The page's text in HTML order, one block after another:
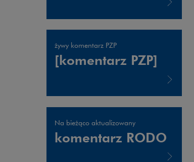
żywy komentarz PZP
[komentarz PZP]
Uwaga, link zostanie otwarty w nowym
Na bieżąco aktualizowany
komentarz RODO